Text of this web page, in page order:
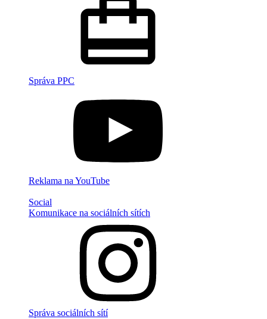
Správa PPC
Reklama na YouTube
Social
Komunikace na sociálních sítích
Správa sociálních sítí